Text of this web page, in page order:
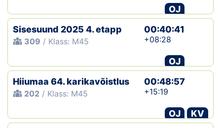
OJ
Sisesuund 2025 4. etapp
309 / Klass: M45
00:40:41
+08:28
OJ
Hiiumaa 64. karikavõistlus
202 / Klass: M45
00:48:57
+15:19
OJ
KV